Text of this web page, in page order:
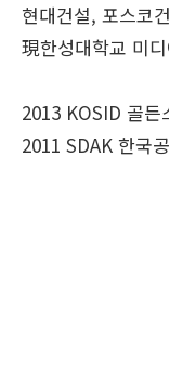
현대건설, 포스코
現한성대학교 미
2013 KOSID 골든
2011 SDAK 한국